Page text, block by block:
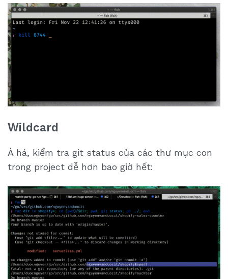
Wildcard
À há, kiểm tra git status của các thư mục con
trong project dễ hơn bao giờ hết: